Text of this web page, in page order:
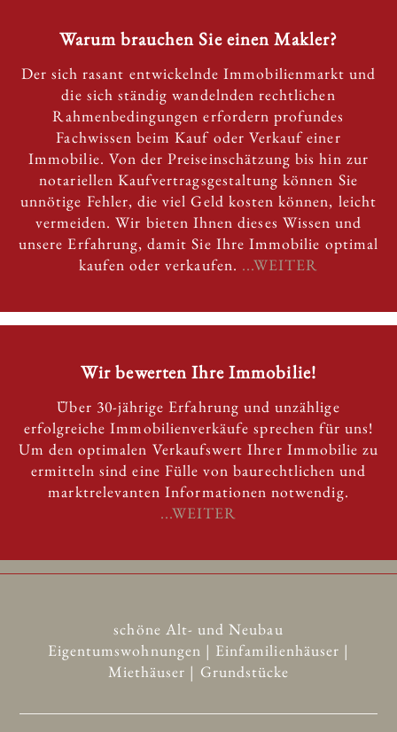
Warum brauchen Sie einen Makler?
Der sich rasant entwickelnde Immobilienmarkt und
die sich ständig wandelnden rechtlichen
Rahmenbedingungen erfordern profundes
Fachwissen beim Kauf oder Verkauf einer
Immobilie. Von der Preiseinschätzung bis hin zur
notariellen Kaufvertragsgestaltung können Sie
unnötige Fehler, die viel Geld kosten können, leicht
vermeiden. Wir bieten Ihnen dieses Wissen und
unsere Erfahrung, damit Sie Ihre Immobilie optimal
kaufen oder verkaufen. ...WEITER
Wir bewerten Ihre Immobilie!
Über 30-jährige Erfahrung und unzählige
erfolgreiche Immobilienverkäufe sprechen für uns!
Um den optimalen Verkaufswert Ihrer Immobilie zu
ermitteln sind eine Fülle von baurechtlichen und
marktrelevanten Informationen notwendig.
...WEITER
schöne Alt- und Neubau
Eigentumswohnungen | Einfamilienhäuser |
Miethäuser | Grundstücke